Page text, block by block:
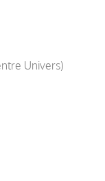
Univers)